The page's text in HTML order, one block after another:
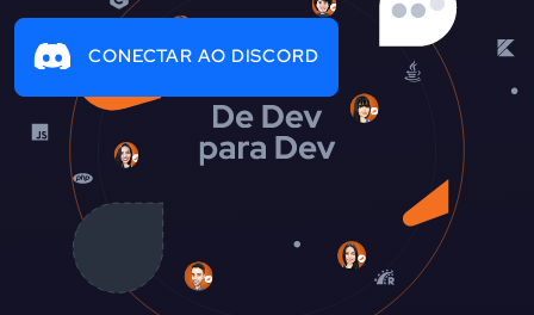
CONECTAR AO DISCORD